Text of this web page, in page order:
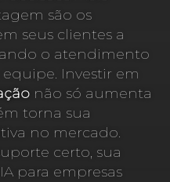
são os
seus clientes a
o atendimento
Investir em
não só aumenta
torna sua
no mercado.
certo, sua
para empresas